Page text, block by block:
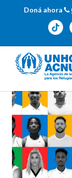
Doná ahora